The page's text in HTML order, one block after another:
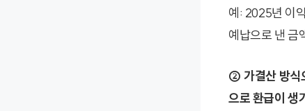
예: 2025년 이
예납으로 낸 금
② 가결산 방식
으로 환급이 생